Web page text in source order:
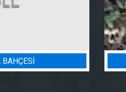
BADEM BAHÇESI SULAMA